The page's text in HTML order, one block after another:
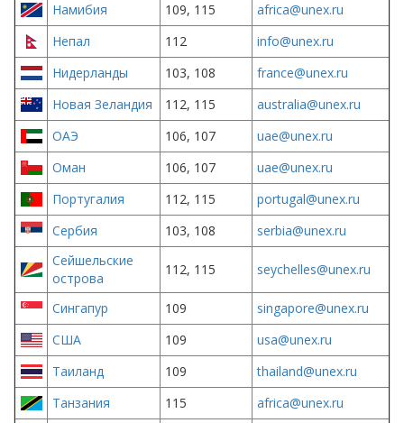
Намибия
109, 115
africa@unex.ru
Непал
112
info@unex.ru
Нидерланды
103, 108
france@unex.ru
Новая Зеландия
112, 115
australia@unex.ru
ОАЭ
106, 107
uae@unex.ru
Оман
106, 107
uae@unex.ru
Португалия
112, 115
portugal@unex.ru
Сербия
103, 108
serbia@unex.ru
Сейшельские
острова
112, 115 seychelles@unex.ru
Сингапур 109
singapore@unex.ru
США
109
usa@unex.ru
Таиланд
109
thailand@unex.ru
Танзания
115
africa@unex.ru